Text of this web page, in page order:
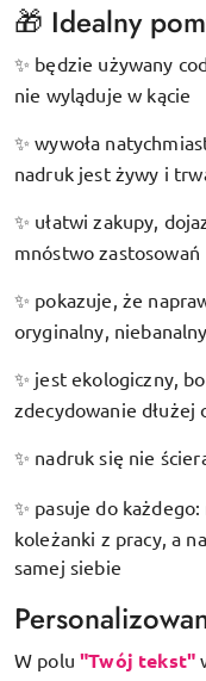
🎁 Idealny
✨ będzie używany
nie wyląduje w kącie
✨ wywoła
nadruk jest żywy i
✨ ułatwi zakupy,
mnóstwo zastosowań
✨ pokazuje, że
oryginalny,
✨ jest ekologiczny,
zdecydowanie dłużej
✨ nadruk się nie
✨ pasuje do
koleżanki z pracy, a
samej siebie
W polu"Twój tekst"